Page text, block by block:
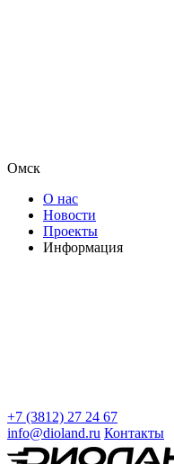
Омск
О нас
Новости
Проекты
Информация
+7 (3812) 27 24 67
info@dioland.ru Контакты